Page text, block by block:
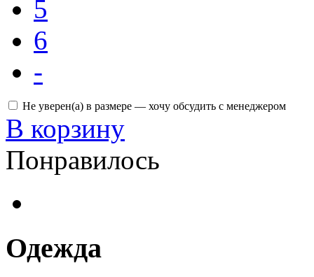
5
6
-
Не уверен(а) в размере — хочу обсудить с менеджером
В корзину
Понравилось
Одежда